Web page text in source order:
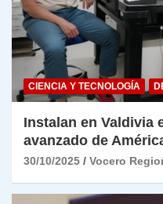
CIENCIA Y TECNOLOGÍA
Instalan en Valdivia
avanzado de
30/10/2025 Vocero